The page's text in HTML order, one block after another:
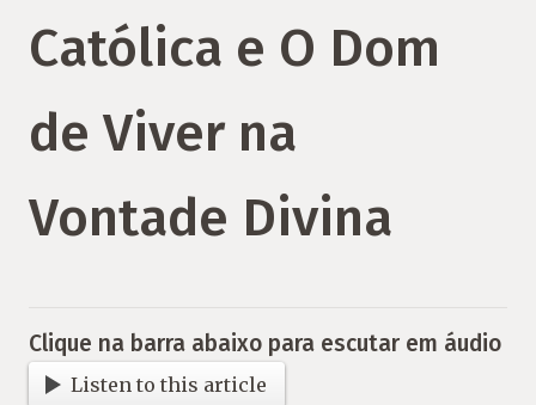
Católica e O Dom
de Viver na
Vontade Divina
Clique na barra abaixo para escutar em áudio
Listen to this article